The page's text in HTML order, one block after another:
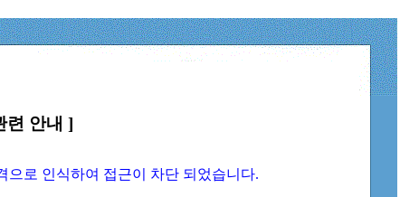
련 안내 ]
으로 인식하여 접근이 차단 되었습니다.